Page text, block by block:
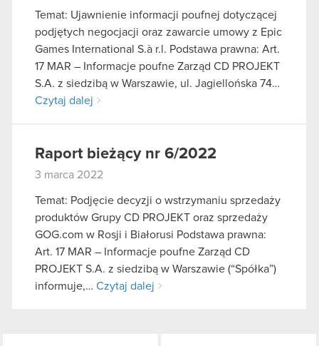
Temat: Ujawnienie informacji poufnej dotyczącej
podjętych negocjacji oraz zawarcie umowy z Epic
Games International S.à r.l. Podstawa prawna: Art.
17 MAR – Informacje poufne Zarząd CD PROJEKT
S.A. z siedzibą w Warszawie, ul. Jagiellońska 74…
Czytaj dalej
Raport bieżący nr 6/2022
3 marca 2022
Temat: Podjęcie decyzji o wstrzymaniu sprzedaży
produktów Grupy CD PROJEKT oraz sprzedaży
GOG.com w Rosji i Białorusi Podstawa prawna:
Art. 17 MAR – Informacje poufne Zarząd CD
PROJEKT S.A. z siedzibą w Warszawie (“Spółka”)
informuje,… Czytaj dalej